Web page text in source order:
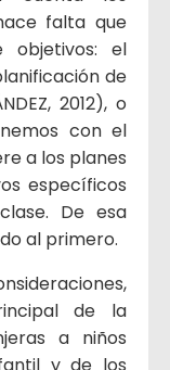
falta que
objetivos: el
de
2012), o
con el
a los planes
específicos
De esa
al primero.
de la
a niños
y de los